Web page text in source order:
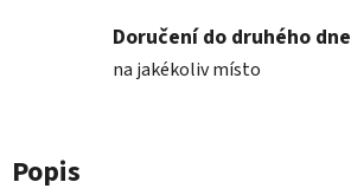
Doručení do druhého dne
na jakékoliv místo
Popis